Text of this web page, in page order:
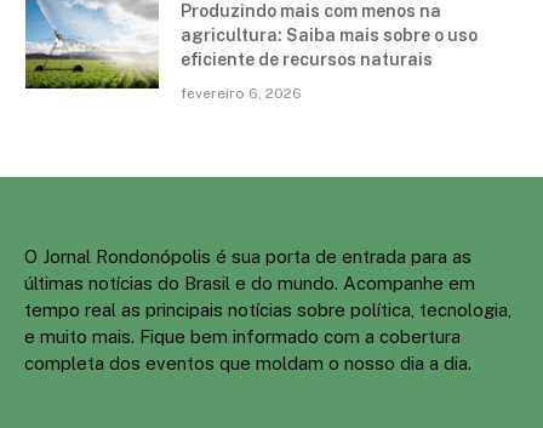
Produzindo mais com menos na
agricultura: Saiba mais sobre o uso
eficiente de recursos naturais
fevereiro 6, 2026
O Jornal Rondonópolis é sua porta de entrada para as
últimas notícias do Brasil e do mundo. Acompanhe em
tempo real as principais notícias sobre política, tecnologia,
e muito mais. Fique bem informado com a cobertura
completa dos eventos que moldam o nosso dia a dia.